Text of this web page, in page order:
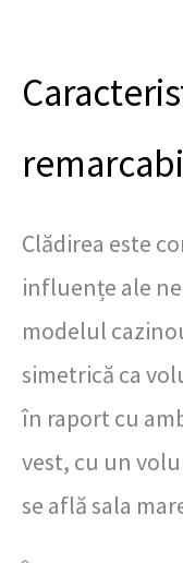
Clădirea este
influențe ale
modelul
simetrică ca
în raport cu
vest, cu un
se află sala